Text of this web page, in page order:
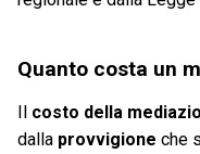
Quanto costa un
Il costo della
dalla provvigione che